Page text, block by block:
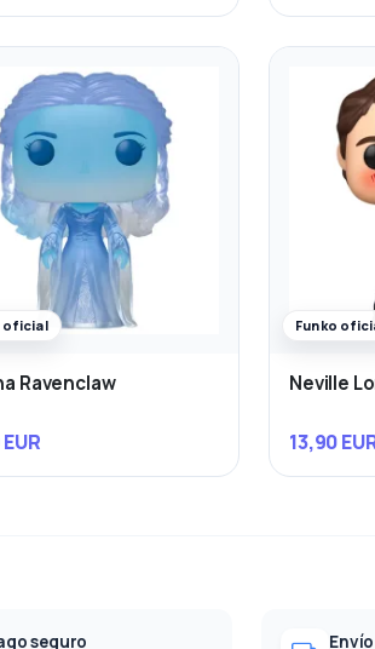
oficial
Ravenclaw
Funko
Neville
13,90
seguro